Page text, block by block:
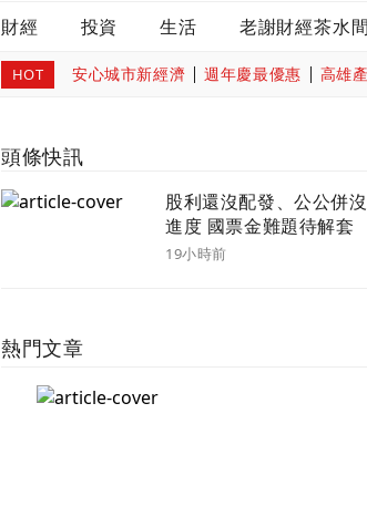
財經 投資 生活 老謝財經茶水間
HOT 安心城市新經濟 週年慶最優惠 高雄
頭條快訊
股利還沒配發、公公併沒
進度 國票金難題待解套
19小時前
熱門文章